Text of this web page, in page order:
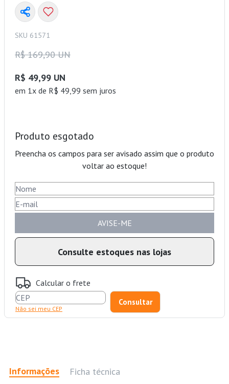
SKU 61571
R$ 169,90 UN
R$ 49,99 UN
em 1x de R$ 49,99 sem juros
Produto esgotado
Preencha os campos para ser avisado assim que o produto
voltar ao estoque!
AVISE-ME
Consulte estoques nas lojas
Calcular o frete
Não sei meu CEP
Informações Ficha técnica